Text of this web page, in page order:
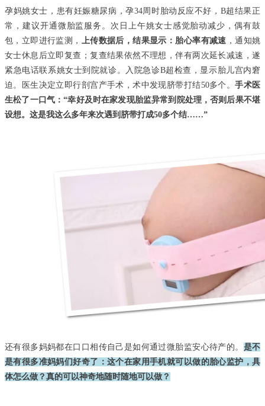
孕妈姚女士，患有妊娠糖尿病，孕34周时胎动反应不好，B超结果正
常，建议开通微胎监服务。次日上午姚女士感觉胎动减少，偶有鼓
包，立即进行监测，
上传数据后，结果显示：胎心率有减速 ，通知姚
女士休息后立即复查；复查结果依然不理想，伴有两次延长减速，遂
紧急电话联系姚女士到院就诊。入院急诊B超检查，显示胎儿宫内窘
迫。医生决定立即行剖宫产手术，术中发现脐带打结50多个。手术医
生松了一口气：“幸好及时在家发现胎监异常到院处理，否则后果不堪
设想。这是我这么多年来次遇到脐带打成50多个结……”
还有很多妈妈都在口口相传自己是如何通过微胎监安心待产的。 是不
是有很多准妈妈们好奇了：这个在家用手机就可以做的胎心监护，具
体怎么做？真的可以神奇地随时随地可以做？